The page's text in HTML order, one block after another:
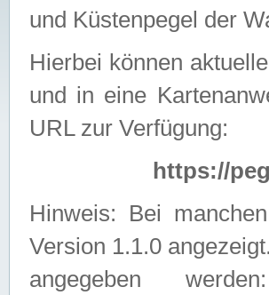
und Küstenpegel der
Hierbei können
und in eine
URL zur Verfügung:
https://
Hinweis: Bei
Version 1.1.0
angegeben werden: